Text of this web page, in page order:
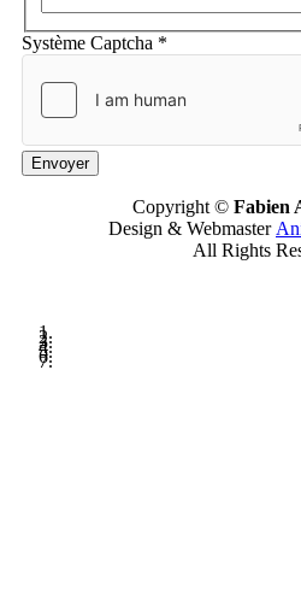
Système Captcha *
Envoyer
Copyright © Fabien
Design & Webmaster
All Rights